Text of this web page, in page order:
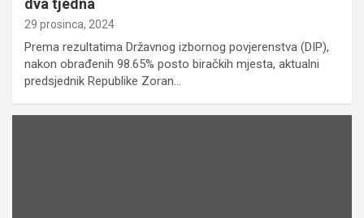
dva tjedna
29 prosinca, 2024
Prema rezultatima Državnog izbornog povjerenstva (DIP),
nakon obrađenih 98.65% posto biračkih mjesta, aktualni
predsjednik Republike Zoran…